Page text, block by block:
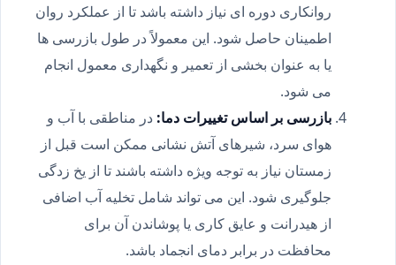
روانکاری دوره ای نیاز داشته باشد تا از عملکرد روان
اطمینان حاصل شود. این معمولاً در طول بازرسی ها
یا به عنوان بخشی از تعمیر و نگهداری معمول انجام
می شود.
بازرسی بر اساس تغییرات دما:در مناطقی با آب و
هوای سرد، شیرهای آتش نشانی ممکن است قبل از
زمستان نیاز به توجه ویژه داشته باشند تا از یخ زدگی
جلوگیری شود. این می تواند شامل تخلیه آب اضافی
از هیدرانت و عایق کاری یا پوشاندن آن برای
محافظت در برابر دمای انجماد باشد.